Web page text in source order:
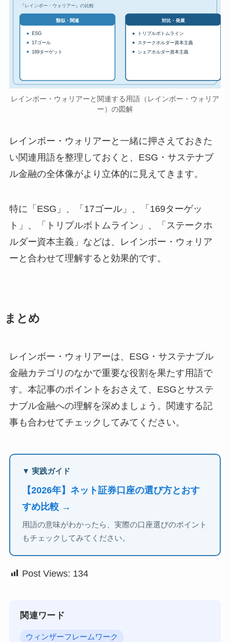
『レインボー・ウォリアー』の比較
類似・関連
ESG
17ゴール
169ターゲット
対比・発展
トリプルボトムライン
ステークホルダー資本主義
シェアホルダー資本主義
レインボー・ウォリアーと関連する用語（レインボー・ウォリア
ー）の図解
レインボー・ウォリアーと一緒に押さえておきた
い関連用語を整理しておくと、ESG・サステナブ
ル金融の全体像がより立体的に見えてきます。
特に「ESG」、「17ゴール」、「169ターゲッ
ト」、「トリプルボトムライン」、「ステークホ
ルダー資本主義」などは、レインボー・ウォリア
ーと合わせて理解すると効果的です。
まとめ
レインボー・ウォリアーは、ESG・サステナブル
金融カテゴリのなかで重要な役割を果たす用語で
す。本記事のポイントをおさえて、ESGとサステ
ナブル金融への理解を深めましょう。関連する記
事も合わせてチェックしてみてください。
▼ 実践ガイド
【2026年】ネット証券口座の選び方とおす
すめ比較 →
用語の意味がわかったら、実際の口座選びのポイント
もチェックしてみてください。
Post Views: 134
関連ワード
ウィンザーフレームワーク